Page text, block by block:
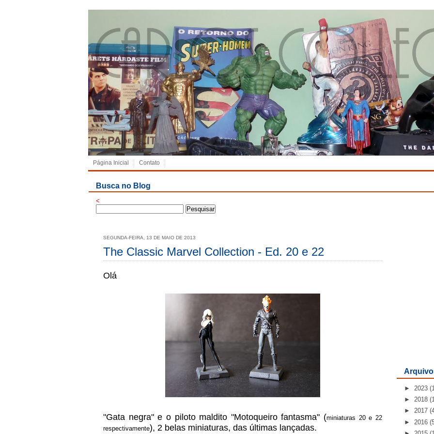
Página Inicial Contato
Busca no Blog
<
SEGUNDA-FEIRA, 13 DE MAIO DE 2013
The Classic Marvel Collection - Ed. 20 e 22
Olá
"Gata negra" e o piloto maldito "Motoqueiro fantasma" (miniaturas 20 e 22
respectivamente), 2 belas miniaturas, das últimas lançadas.
► 2023
► 2018
► 2017
► 2016